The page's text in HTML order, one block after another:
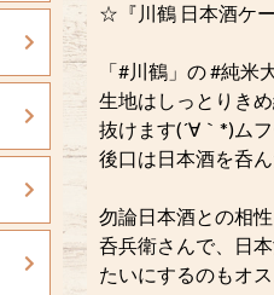
☆『川鶴 日本酒ケ
「#川鶴」の #純
生地はしっとりき
抜けます(´∀｀*)ム
後口は日本酒を呑
勿論日本酒との相
呑兵衛さんで、日
たいにするのもオ